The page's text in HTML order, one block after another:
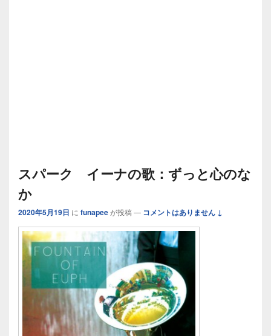
スパーク イーナの歌：ずっと心のな
か
2020年5月19日 に funapeeが投稿 — コメントはありません ↓